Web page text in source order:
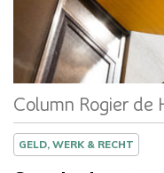
Column Rogier de
GELD, WERK & RECHT